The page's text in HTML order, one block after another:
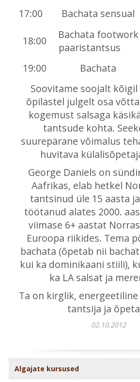
17:00
Bachata sensual
18:00
Bachata footwork
paaristantsus
19:00
Bachata
Soovitame soojalt
õpilastel julgelt osa
kogemust salsaga
tantsude kohta.
suurepärane võimalus
huvitava
George Daniels on
Aafrikas, elab hetkel
tantsinud üle 15 aasta
töötanud alates 2000.
viimase 6+ aastat
Euroopa riikides. Tema
bachata (õpetab nii
kui ka dominikaani stiili),
ka LA salsat ja
Ta on kirglik,
tantsija ja
02.10.2012
Algajate kursused